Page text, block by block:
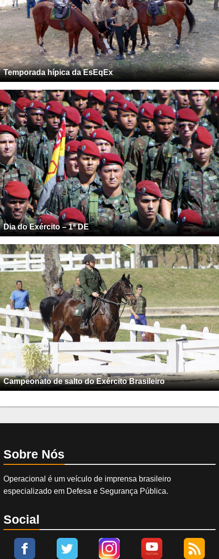
Temporada hípica da EsEqEx
Dia do Exército – 1ª DE
Campeonato de salto do Exército Brasileiro
Sobre Nós
Operacional é um veículo de imprensa brasileiro
especializado em Defesa e Segurança Pública.
Social